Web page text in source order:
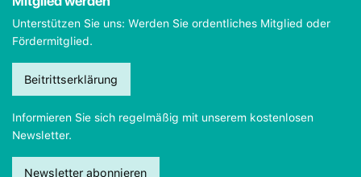
Unterstützen Sie uns: Werden Sie ordentliches Mitglied oder
Fördermitglied.
Beitrittserklärung
Informieren Sie sich regelmäßig mit unserem kostenlosen
Newsletter.
Newsletter abonnieren